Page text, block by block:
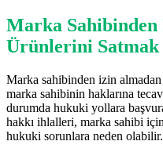
Marka
Ürünlerini Satmak
Marka sahibinden izin
marka sahibinin haklarına
durumda hukuki yollara
hakkı ihlalleri, marka sahibi
hukuki sorunlara neden olabilir.